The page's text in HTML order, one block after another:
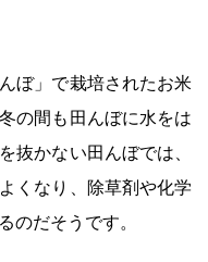
ぼ」で栽培されたお米
の間も田んぼに水をは
抜かない田んぼでは、
くなり、除草剤や化学
のだそうです。